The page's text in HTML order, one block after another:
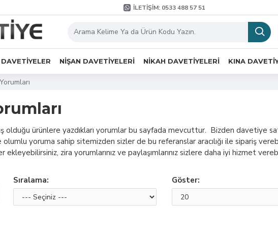
İLETIŞIM: 0533 488 57 51
NIŞAN DAVETIYELERI NIKAH DAVETIYELERI KINA
olduğu ürünlere yazdıkları yorumlar bu sayfada mevcuttur. Bizden davetiye
yoruma sahip sitemizden sizler de bu referanslar aracılığı ile sipariş
zira yorumlarınız ve paylaşımlarınız sizlere daha iyi hizmet
Sıralama: Göster: